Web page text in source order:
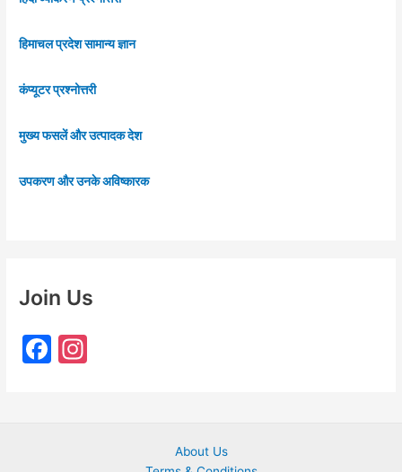
हिमाचल प्रदेश सामान्य ज्ञान
कंप्यूटर प्रश्नोत्तरी
मुख्य फसलें और उत्पादक देश
उपकरण और उनके अविष्कारक
Join Us
F
About Us